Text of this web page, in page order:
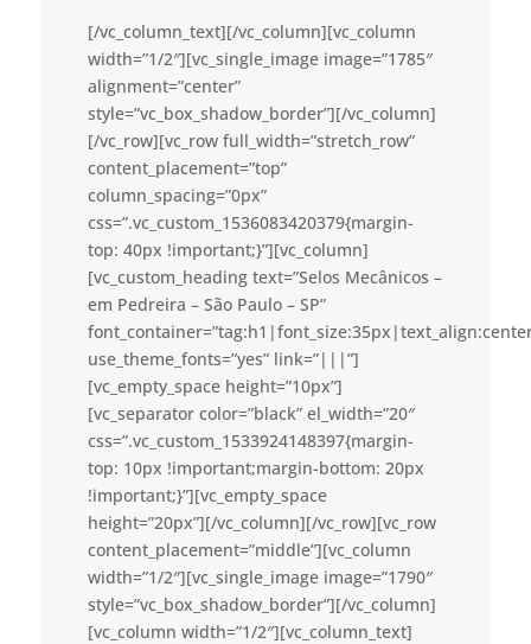
[/vc_column_text][/vc_column][vc_column
width=”1/2″][vc_single_image image=”1785″
alignment=”center”
style=”vc_box_shadow_border”][/vc_column]
[/vc_row][vc_row full_width=”stretch_row”
content_placement=”top”
column_spacing=”0px”
css=”.vc_custom_1536083420379{margin-
top: 40px !important;}”][vc_column]
[vc_custom_heading text=”Selos Mecânicos –
em Pedreira – São Paulo – SP”
use_theme_fonts=”yes” link=”|||”]
[vc_empty_space height=”10px”]
[vc_separator color=”black” el_width=”20″
css=”.vc_custom_1533924148397{margin-
top: 10px !important;margin-bottom: 20px
!important;}”][vc_empty_space
height=”20px”][/vc_column][/vc_row][vc_row
content_placement=”middle”][vc_column
width=”1/2″][vc_single_image image=”1790″
style=”vc_box_shadow_border”][/vc_column]
[vc_column width=”1/2″][vc_column_text]